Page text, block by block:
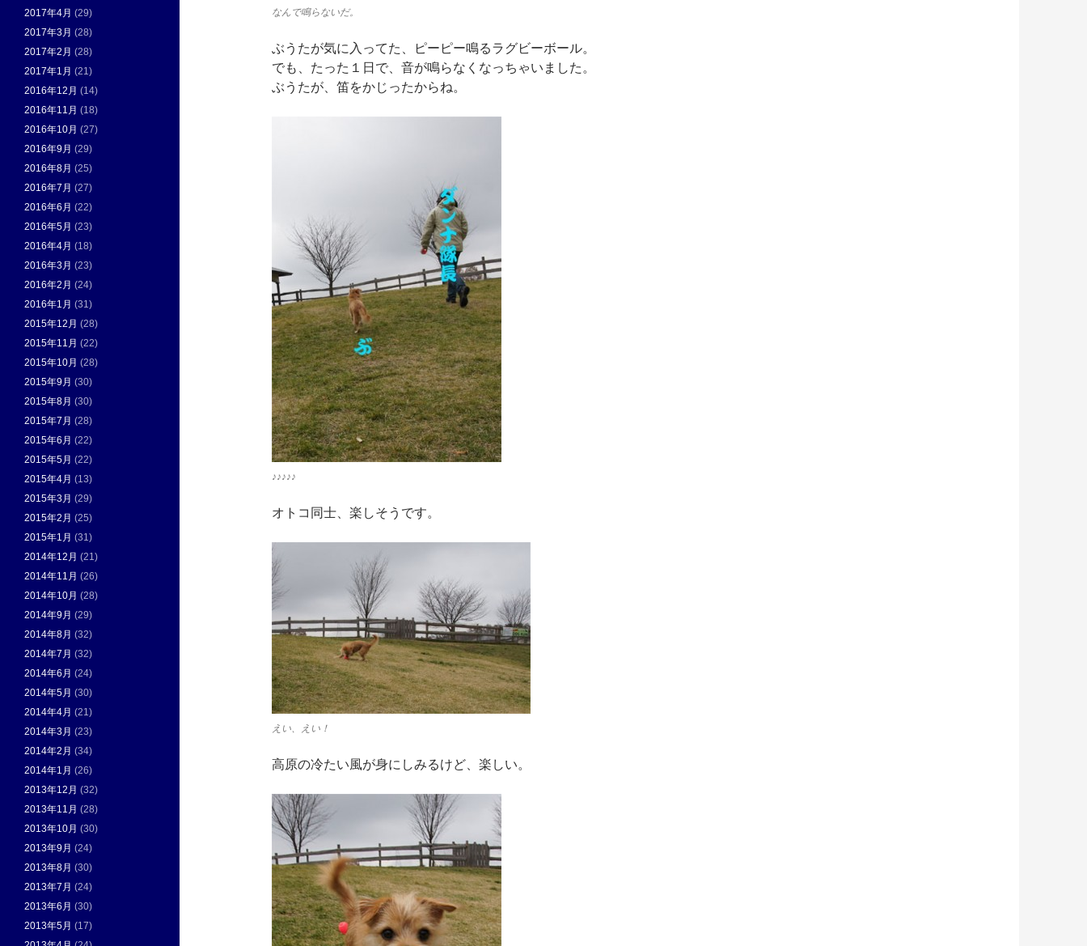
なんで鳴らないだ。
ぶうたが気に入ってた、ピーピー鳴るラグビーボール。
でも、たった１日で、音が鳴らなくなっちゃいました。
ぶうたが、笛をかじったからね。
♪♪♪♪♪
オトコ同士、楽しそうです。
えい、えい！
高原の冷たい風が身にしみるけど、楽しい。
2017年4月 (29)
2017年3月 (28)
2017年2月 (28)
2017年1月 (21)
2016年12月 (14)
2016年11月 (18)
2016年10月 (27)
2016年9月 (29)
2016年8月 (25)
2016年7月 (27)
2016年6月 (22)
2016年5月 (23)
2016年4月 (18)
2016年3月 (23)
2016年2月 (24)
2016年1月 (31)
2015年12月 (28)
2015年11月 (22)
2015年10月 (28)
2015年9月 (30)
2015年8月 (30)
2015年7月 (28)
2015年6月 (22)
2015年5月 (22)
2015年4月 (13)
2015年3月 (29)
2015年2月 (25)
2015年1月 (31)
2014年12月 (21)
2014年11月 (26)
2014年10月 (28)
2014年9月 (29)
2014年8月 (32)
2014年7月 (32)
2014年6月 (24)
2014年5月 (30)
2014年4月 (21)
2014年3月 (23)
2014年2月 (34)
2014年1月 (26)
2013年12月 (32)
2013年11月 (28)
2013年10月 (30)
2013年9月 (24)
2013年8月 (30)
2013年7月 (24)
2013年6月 (30)
2013年5月 (17)